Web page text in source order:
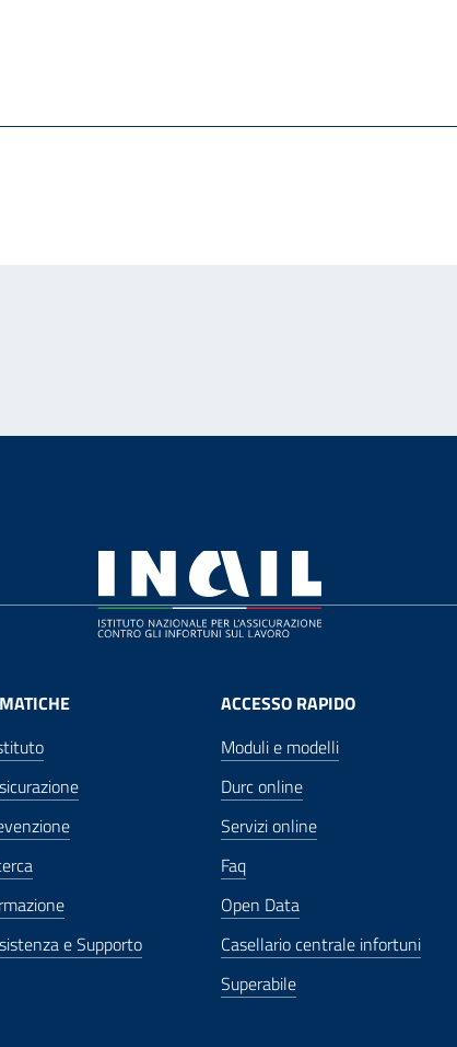
e Supporto
ACCESSO RAPIDO
Moduli e modelli
Durc online
Servizi online
Faq
Open Data
Casellario centrale infortuni
Superabile